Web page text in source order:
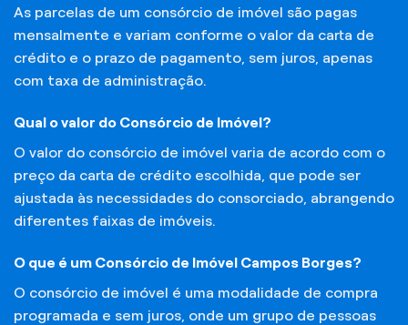
As parcelas de um consórcio de imóvel são pagas
mensalmente e variam conforme o valor da carta de
crédito e o prazo de pagamento, sem juros, apenas
com taxa de administração.
Qual o valor do Consórcio de Imóvel?
O valor do consórcio de imóvel varia de acordo com o
preço da carta de crédito escolhida, que pode ser
ajustada às necessidades do consorciado, abrangendo
diferentes faixas de imóveis.
O que é um Consórcio de Imóvel Campos Borges?
O consórcio de imóvel é uma modalidade de compra
programada e sem juros, onde um grupo de pessoas